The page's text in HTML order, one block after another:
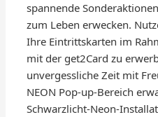
spannende
zum Leben erwecken.
Ihre Eintrittskarten im
mit der get2Card zu
unvergessliche Zeit mit
NEON Pop-up-Bereich
Schwarzlicht-Neon-